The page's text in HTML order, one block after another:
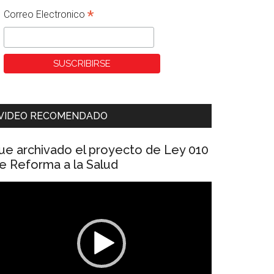
Correo Electronico *
RECOMENDADO
archivado el proyecto de Ley 010
Reforma a la Salud